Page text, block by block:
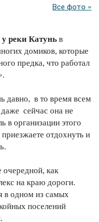
Все фото »
реки Катунь в
домиков, которые
предка, что работал
давно, в то время всем
сейчас она не
в организации этого
отдохнуть и
как
на краю дороги.
в одном из самых
поселений